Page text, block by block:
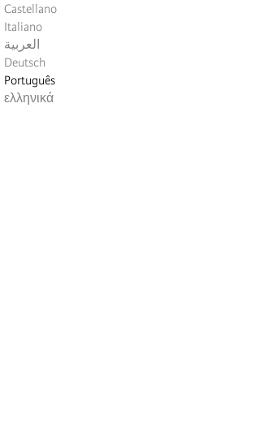
Castellano
Italiano
العربية
Deutsch
Português
ελληνικά